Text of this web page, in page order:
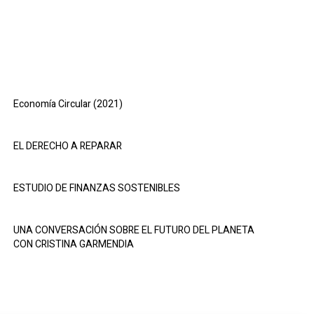
Economía Circular (2021)
EL DERECHO A REPARAR
ESTUDIO DE FINANZAS SOSTENIBLES
UNA CONVERSACIÓN SOBRE EL FUTURO DEL PLANETA
CON CRISTINA GARMENDIA